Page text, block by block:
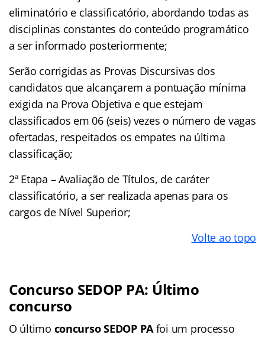
eliminatório e classificatório, abordando todas as
disciplinas constantes do conteúdo programático
a ser informado posteriormente;
Serão corrigidas as Provas Discursivas dos
candidatos que alcançarem a pontuação mínima
exigida na Prova Objetiva e que estejam
classificados em 06 (seis) vezes o número de vagas
ofertadas, respeitados os empates na última
classificação;
2ª Etapa – Avaliação de Títulos, de caráter
classificatório, a ser realizada apenas para os
cargos de Nível Superior;
Volte ao topo
Concurso SEDOP PA: Último
concurso
O último concurso SEDOP PAfoi um processo